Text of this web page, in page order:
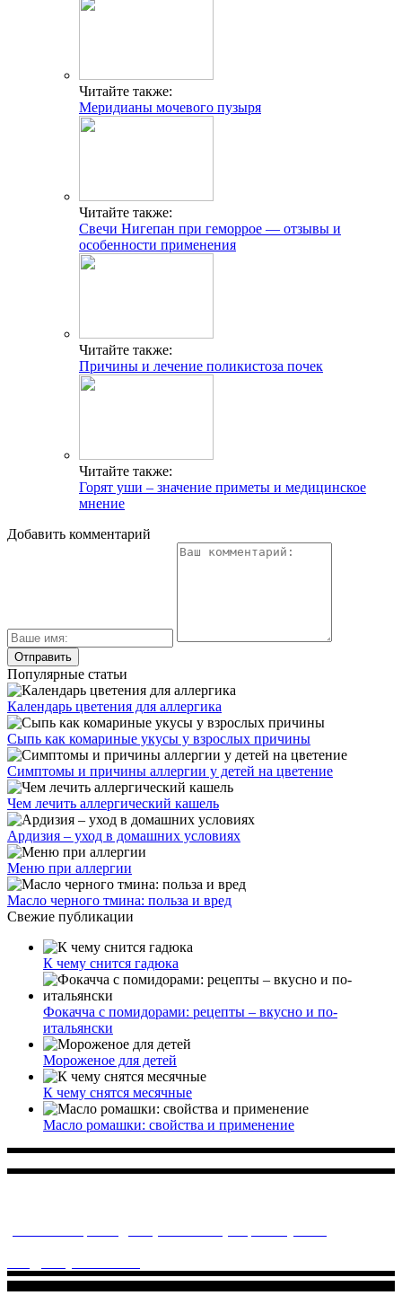
Читайте также:
Меридианы мочевого пузыря
Читайте также:
Свечи Нигепан при геморрое — отзывы и
особенности применения
Читайте также:
Причины и лечение поликистоза почек
Читайте также:
Горят уши – значение приметы и медицинское
мнение
Добавить комментарий
Популярные статьи
Календарь цветения для аллергика
Сыпь как комариные укусы у взрослых причины
Симптомы и причины аллергии у детей на цветение
Чем лечить аллергический кашель
Ардизия – уход в домашних условиях
Меню при аллергии
Масло черного тмина: польза и вред
Свежие публикации
К чему снится гадюка
Фокачча с помидорами: рецепты – вкусно и по-
итальянски
Мороженое для детей
К чему снятся месячные
Масло ромашки: свойства и применение